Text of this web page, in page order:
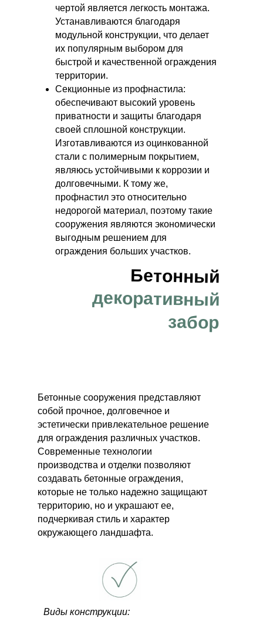
чертой является легкость монтажа.
Устанавливаются благодаря
модульной конструкции, что делает
их популярным выбором для
быстрой и качественной ограждения
территории.
Секционные из профнастила:
обеспечивают высокий уровень
приватности и защиты благодаря
своей сплошной конструкции.
Изготавливаются из оцинкованной
стали с полимерным покрытием,
являюсь устойчивыми к коррозии и
долговечными. К тому же,
профнастил это относительно
недорогой материал, поэтому такие
сооружения являются экономически
выгодным решением для
ограждения больших участков.
Бетонные сооружения представляют
собой прочное, долговечное и
эстетически привлекательное решение
для ограждения различных участков.
Современные технологии
производства и отделки позволяют
создавать бетонные ограждения,
которые не только надежно защищают
территорию, но и украшают ее,
подчеркивая стиль и характер
окружающего ландшафта.
Бетонный
декоративный
забор
Виды конструкции: